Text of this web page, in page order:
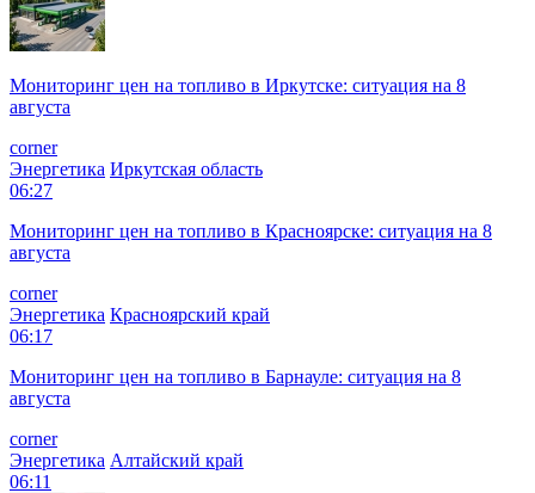
Мониторинг цен на топливо в Иркутске: ситуация на 8
августа
corner
Энергетика Иркутская область
06:27
Мониторинг цен на топливо в Красноярске: ситуация на 8
августа
corner
Энергетика Красноярский край
06:17
Мониторинг цен на топливо в Барнауле: ситуация на 8
августа
corner
Энергетика Алтайский край
06:11